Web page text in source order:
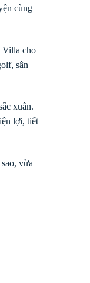
cùng
Villa cho
sân
xuân.
lợi, tiết
vừa